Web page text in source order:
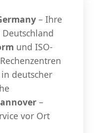
– Ihre
und ISO-
in deutscher
–
vor Ort